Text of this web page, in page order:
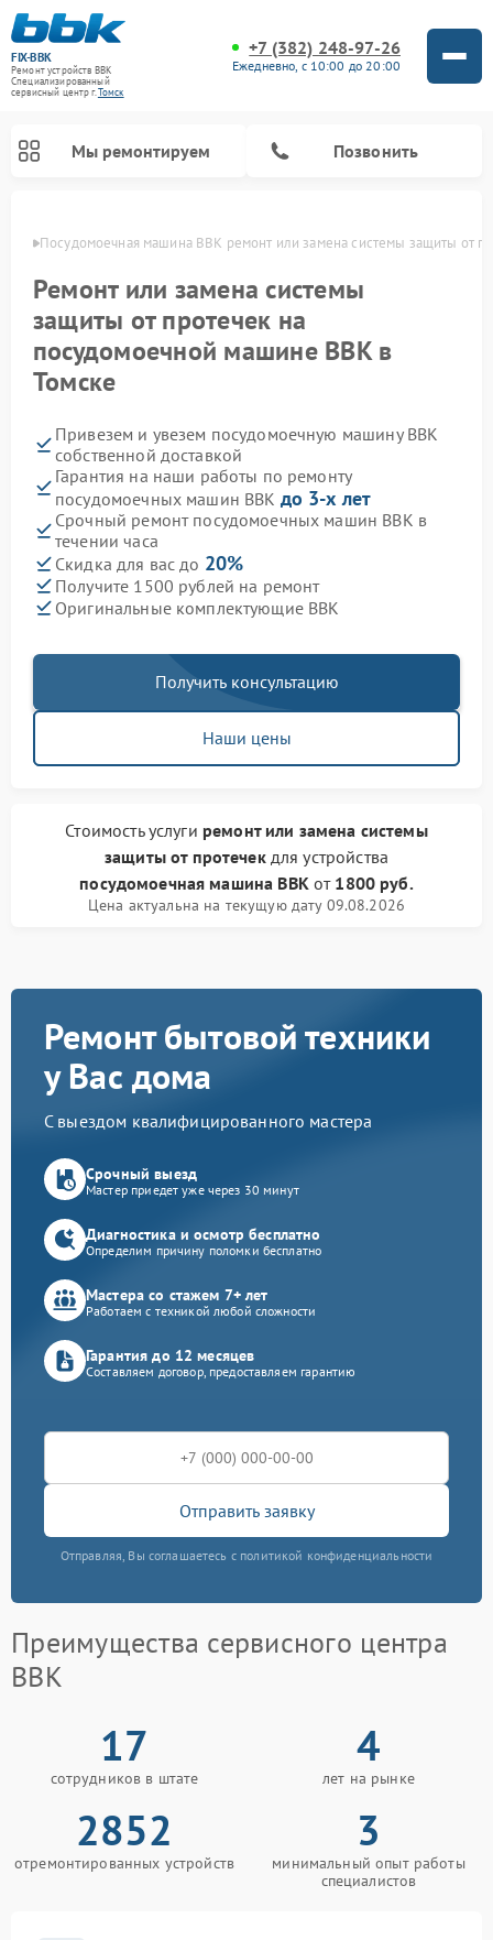
FIX-BBK
Ремонт устройств BBK
Специализированный
cервисный центр г.Томск
+7 (382) 248-97-26
Ежедневно, с 10:00 до 20:00
Мы ремонтируем Позвонить
Посудомоечная машина BBK ремонт или замена системы защиты от
Ремонт или замена системы
защиты от протечек на
посудомоечной машине BBK в
Томске
Привезем и увезем посудомоечную машину BBK
собственной доставкой
Гарантия на наши работы по ремонту
посудомоечных машин BBK до 3-х лет
Срочный ремонт посудомоечных машин BBK в
течении часа
Скидка для вас до 20%
Получите 1500 рублей на ремонт
Оригинальные комплектующие BBK
Получить консультацию
Наши цены
Стоимость услуги ремонт или замена системы
защиты от протечекдля устройства
посудомоечная машина BBKот 1800 руб.
Цена актуальна на текущую дату 09.08.2026
Ремонт бытовой техники
у Вас дома
С выездом квалифицированного мастера
Срочный выезд
Мастер приедет уже через 30 минут
Диагностика и осмотр бесплатно
Определим причину поломки бесплатно
Мастера со стажем 7+ лет
Работаем с техникой любой сложности
Гарантия до 12 месяцев
Составляем договор, предоставляем гарантию
Отправить заявку
Отправляя, Вы соглашаетесь с политикой конфиденциальности
Преимущества сервисного центра
BBK
17
сотрудников в штате
4
лет на рынке
2852
отремонтированных устройств
3
минимальный опыт работы
специалистов